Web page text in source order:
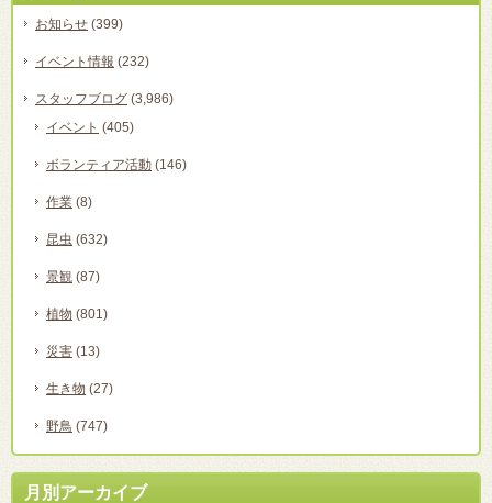
お知らせ (399)
イベント情報 (232)
スタッフブログ (3,986)
イベント (405)
ボランティア活動 (146)
作業 (8)
昆虫 (632)
景観 (87)
植物 (801)
災害 (13)
生き物 (27)
野鳥 (747)
月別アーカイブ